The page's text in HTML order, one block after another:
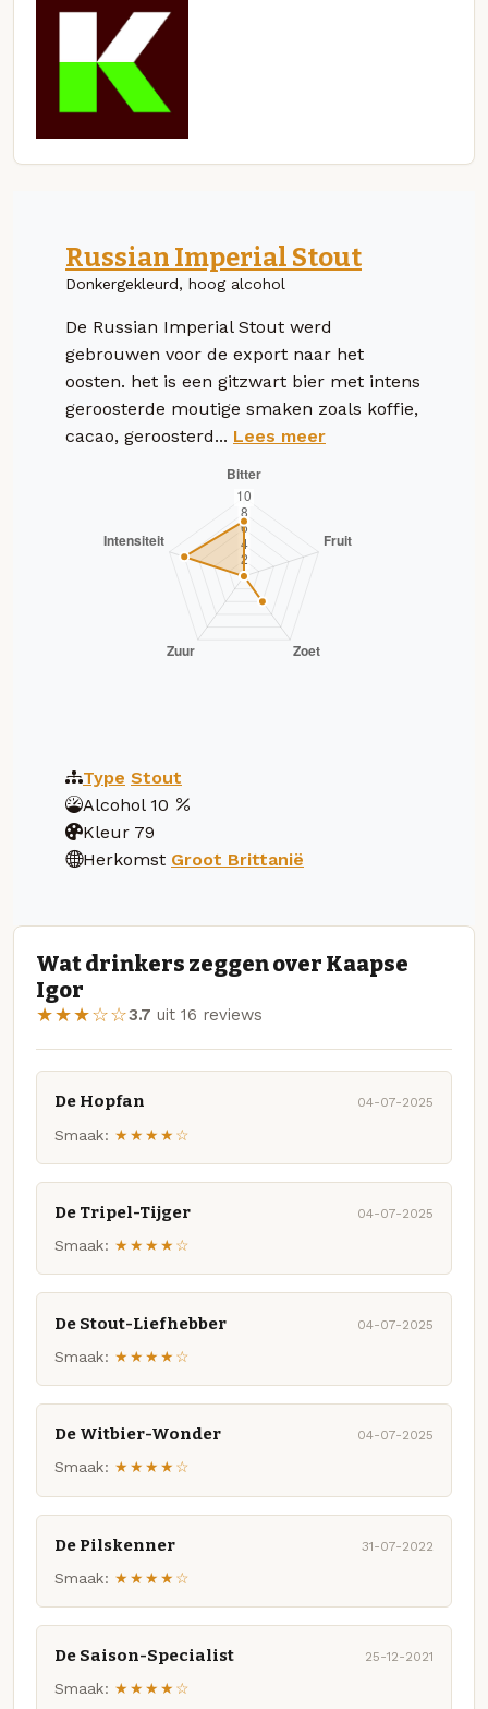
Russian Imperial Stout
Donkergekleurd, hoog alcohol
De Russian Imperial Stout werd
gebrouwen voor de export naar het
oosten. het is een gitzwart bier met intens
geroosterde moutige smaken zoals koffie,
cacao, geroosterd... Lees meer
Type Stout
Alcohol 10
Kleur 79
Herkomst Groot Brittanië
Wat drinkers zeggen over Kaapse
Igor
★★★☆☆3.7 uit 16 reviews
De Hopfan 04-07-2025
Smaak: ★★★★☆
De Tripel-Tijger 04-07-2025
Smaak: ★★★★☆
De Stout-Liefhebber 04-07-2025
Smaak: ★★★★☆
De Witbier-Wonder 04-07-2025
Smaak: ★★★★☆
De Pilskenner 31-07-2022
Smaak: ★★★★☆
De Saison-Specialist 25-12-2021
Smaak: ★★★★☆